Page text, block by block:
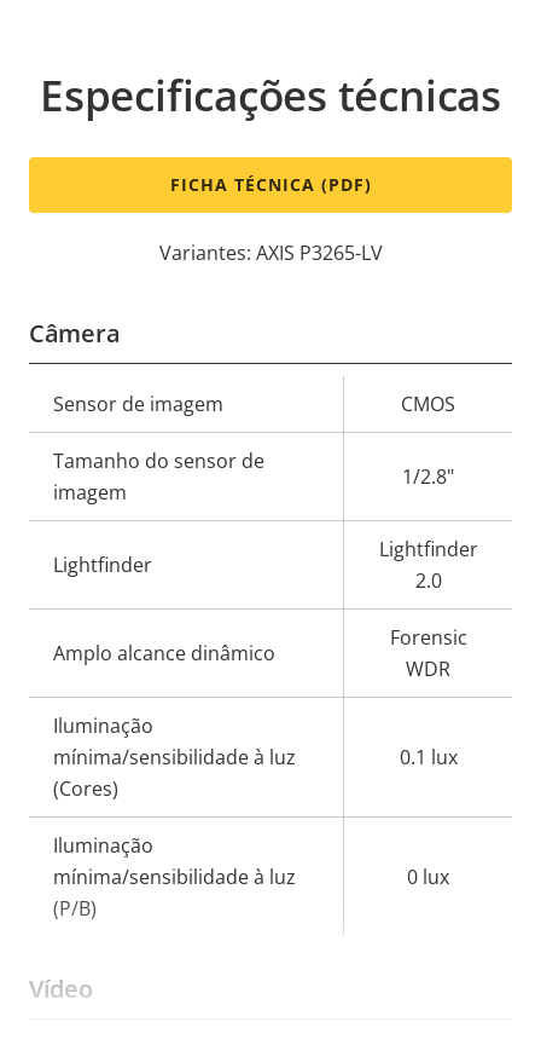
Especificações técnicas
FICHA TÉCNICA (PDF)
Variantes: AXIS P3265-LV
Câmera
Descrição
da
propriedade
propriedade
Sensor de imagem CMOS
Tamanho do sensor de
imagem
1/2.8"
Lightfinder
Lightfinder
2.0
Amplo alcance dinâmico
Forensic
WDR
Iluminação
mínima/sensibilidade à luz
(Cores)
0.1 lux
Iluminação
mínima/sensibilidade à luz
(P/B)
0 lux
Vídeo